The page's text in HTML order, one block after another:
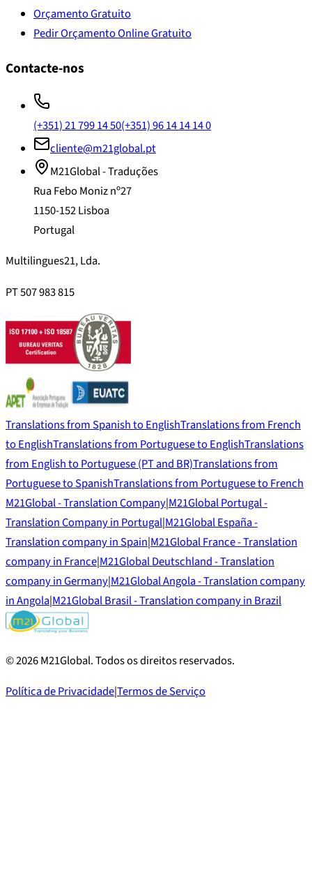
Orçamento Gratuito
Pedir Orçamento Online Gratuito
Contacte-nos
(+351) 21 799 14 50(+351) 96 14 14 14 0
cliente@m21global.pt
M21Global - Traduções
Rua Febo Moniz nº27
1150-152 Lisboa
Portugal
Multilingues21, Lda.
PT 507 983 815
Translations from Spanish to EnglishTranslations from French
to EnglishTranslations from Portuguese to EnglishTranslations
from English to Portuguese (PT and BR)Translations from
Portuguese to SpanishTranslations from Portuguese to French
M21Global - Translation Company|M21Global Portugal -
Translation Company in Portugal|M21Global España -
Translation company in Spain|M21Global France - Translation
company in France|M21Global Deutschland - Translation
company in Germany|M21Global Angola - Translation company
in Angola|M21Global Brasil - Translation company in Brazil
©2026M21Global.Todos os direitos reservados.
Política de Privacidade|Termos de Serviço